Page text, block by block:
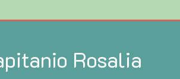
Rosalia